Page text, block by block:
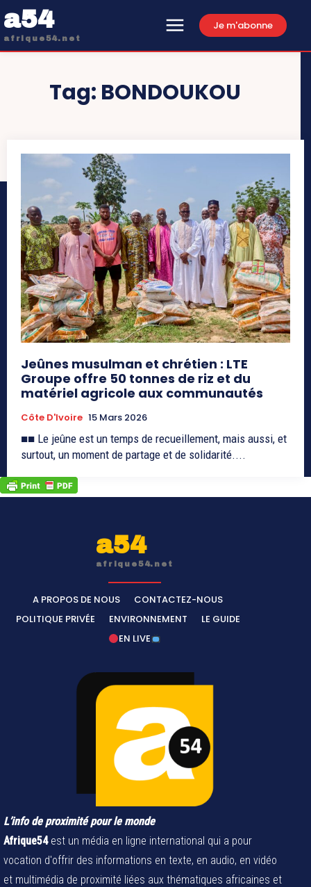
a54
afrique54.net
Je m'abonne
Tag: BONDOUKOU
Jeûnes musulman et chrétien : LTE
Groupe offre 50 tonnes de riz et du
matériel agricole aux communautés
Côte D'Ivoire 15 Mars 2026
■■ Le jeûne est un temps de recueillement, mais aussi, et
surtout, un moment de partage et de solidarité....
a54
afrique54.net
A PROPOS DE NOUS
CONTACTEZ-NOUS
POLITIQUE PRIVÉE
ENVIRONNEMENT
LE GUIDE
EN LIVE
L’info de proximité pour le monde
Afrique54est un média en ligne international qui a pour
vocation d'offrir des informations en texte, en audio, en vidéo
et multimédia de proximité liées aux thématiques africaines et